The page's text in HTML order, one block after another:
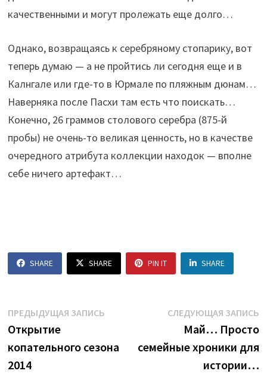
качественными и могут пролежать еще долго…
Однако, возвращаясь к серебряному стопарику, вот
теперь думаю — а не пройтись ли сегодня еще и в
Калнгале или где-то в Юрмале по пляжным дюнам…
Наверняка после Пасхи там есть что поискать…
Конечно, 26 граммов столового серебра (875-й
пробы) не очень-то великая ценность, но в качестве
очередного атрибута коллекции находок — вполне
себе ничего артефакт…
SHARE SHARE PIN IT SHARE
Навигация
по
записям
ПРЕДЫДУЩАЯ ЗАПИСЬПредыдущая
Открытие
копательного сезона
2014
СЛЕДУЮЩАЯ ЗАПИСЬ
Май… Просто
семейные хроники для
истории…